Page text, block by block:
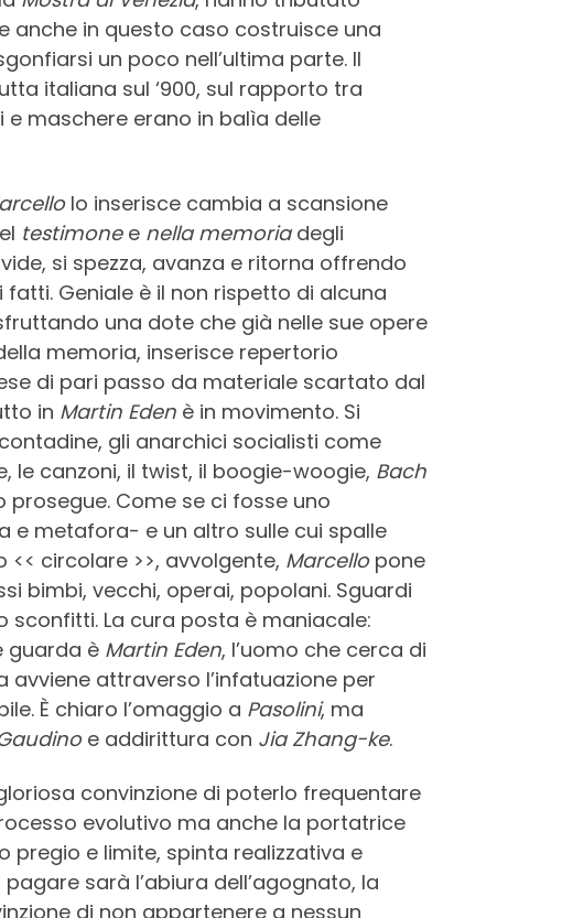
anche in questo caso costruisce una
un poco nell’ultima parte. Il
italiana sul ‘900, sul rapporto tra
e maschere erano in balìa delle
lo inserisce cambia a scansione
testimonee nella memoriadegli
si spezza, avanza e ritorna offrendo
Geniale è il non rispetto di alcuna
una dote che già nelle sue opere
memoria, inserisce repertorio
di pari passo da materiale scartato dal
in Martin Eden è in movimento. Si
gli anarchici socialisti come
le canzoni, il twist, il boogie-woogie, Bach
Come se ci fosse uno
e metafora- e un altro sulle cui spalle
circolare >>, avvolgente, Marcello pone
bimbi, vecchi, operai, popolani. Sguardi
sconfitti. La cura posta è maniacale:
guarda è Martin Eden, l’uomo che cerca di
attraverso l’infatuazione per
È chiaro l’omaggio a Pasolini, ma
e addirittura con Jia Zhang-ke.
convinzione di poterlo frequentare
evolutivo ma anche la portatrice
pregio e limite, spinta realizzativa e
sarà l’abiura dell’agognato, la
di non appartenere a nessun